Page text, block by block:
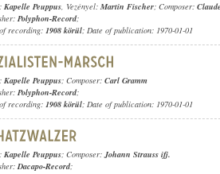
Kapelle Peuppus, Vezényel: Martin Fischer; Composer:
Polyphon-Record;
recording: 1908 körül; Date of publication: 1970-01-01
Kapelle Peuppus; Composer: Carl Gramm
Polyphon-Record;
recording: 1908 körül; Date of publication: 1970-01-01
Kapelle Peuppus; Composer:Johann Strauss ifj.
Dacapo-Record;